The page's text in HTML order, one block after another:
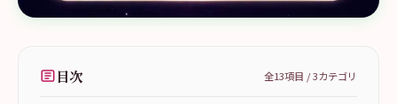
目次 全13項目 /3カテゴリ